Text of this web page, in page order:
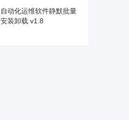
自动化运维软件静默批量
安装卸载 v1.8